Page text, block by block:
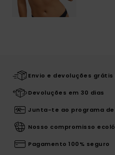
Envio e devoluções
Devoluções em 30 dias
Junta-te ao programa
Nosso compromisso
Pagamento 100% seguro